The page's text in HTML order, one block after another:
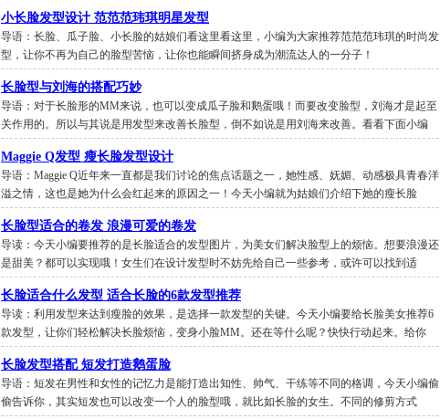
小长脸发型设计 范范范玮琪明星发型
导语：长脸、瓜子脸、小长脸的姑娘们看这里看这里，小编为大家推荐范范范玮琪的时尚发
型，让你不再为自己的脸型苦恼，让你也能瞬间挤身成为潮流达人的一分子！
长脸型与刘海的搭配巧妙
导语：对于长脸形的MM来说，也可以变成瓜子脸和鹅蛋哦！而要改变脸型，刘海才是起至
关作用的。所以与其说是用发型来改善长脸型，倒不如说是用刘海来改善。看看下面小编
Maggie Q发型 瘦长脸发型设计
导语：Maggie Q近年来一直都是我们讨论的焦点话题之一，她性感、妩媚、动感极具青春洋
溢之情，这也是她为什么会红起来的原因之一！今天小编就为姑娘们介绍下她的瘦长脸
长脸型适合的卷发 浪漫可爱的卷发
导读：今天小编要推荐的是长脸适合的发型图片，为美女们解决脸型上的烦恼。想要浪漫还
是甜美？都可以实现哦！女生们在设计发型时不妨先给自己一些参考，或许可以找到适
长脸适合什么发型 适合长脸的6款发型推荐
导读：利用发型来达到瘦脸的效果，是选择一款发型的关键。今天小编要给长脸美女推荐6
款发型，让你们轻松解决长脸烦恼，变身小脸MM。还在等什么呢？快快行动起来。给你
长脸发型搭配 短发打造鹅蛋脸
导语：短发在男性和女性的记忆力是能打造出知性、帅气、干练等不同的格调，今天小编偷
偷告诉你，其实短发也可以改变一个人的脸型哦，就比如长脸的女生。不同的修剪方式